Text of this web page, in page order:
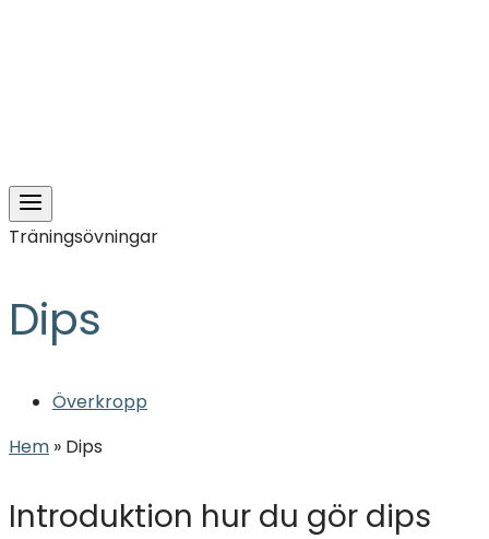
Träningsövningar
Dips
Överkropp
Hem » Dips
Introduktion hur du gör dips